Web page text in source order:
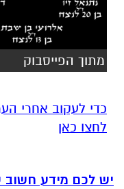
מתוך הפייסבוק
לחצו כאן
יש לכם מידע חשוב